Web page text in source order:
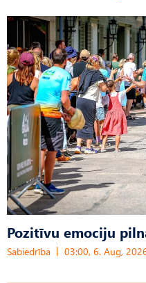
Pozitīvu emociju
Sabiedrība 03:00, 6. Aug,